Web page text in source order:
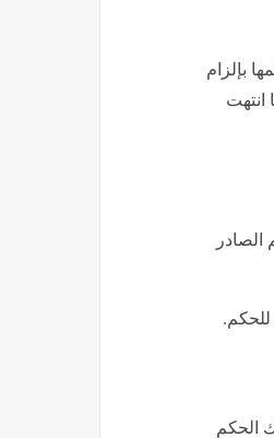
بإلزام
انتهت
الحكم